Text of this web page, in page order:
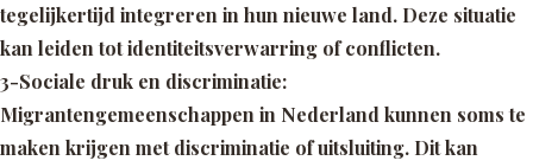
tegelijkertijd integreren in hun nieuwe land. Deze situatie
kan leiden tot identiteitsverwarring of conflicten.
3-Sociale druk en discriminatie:
Migrantengemeenschappen in Nederland kunnen soms te
maken krijgen met discriminatie of uitsluiting. Dit kan